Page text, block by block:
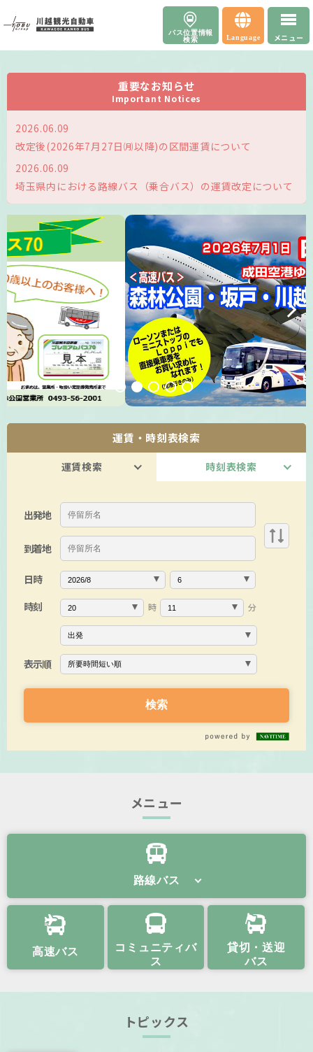
バス位置情報
検索
Language
ENGLISH
中文(简体)
中文(繁體)
한국어
メニュー
重要なお知らせ
Important Notices
2026.06.09
改定後(2026年7月27日㈪以降)の区間運賃について
2026.06.09
埼玉県内における路線バス（乗合バス）の運賃改定について
運賃・時刻表検索
運賃検索 時刻表検索
出発地
到着地
日時
時刻
時 分
表示順
メニュー
路線バス
路線図
閉じる
高速バス
コミュニティバ
ス
貸切・送迎
バス
トピックス